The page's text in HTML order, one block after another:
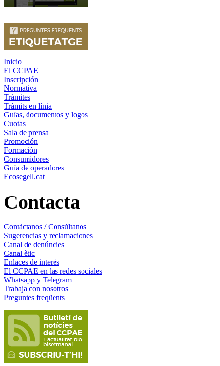
Inicio
El CCPAE
Inscripción
Normativa
Trámites
Tràmits en línia
Guías, documentos y logos
Cuotas
Sala de prensa
Promoción
Formación
Consumidores
Guía de operadores
Ecosegell.cat
Contacta
Contáctanos / Consúltanos
Sugerencias y reclamaciones
Canal de denúncies
Canal ètic
Enlaces de interés
El CCPAE en las redes sociales
Whatsapp y Telegram
Trabaja con nosotros
Preguntes freqüents